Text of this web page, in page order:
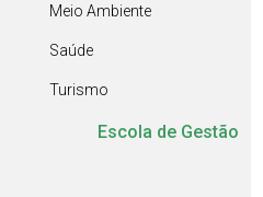
Meio Ambiente
Saúde
Turismo
Escola de Gestão